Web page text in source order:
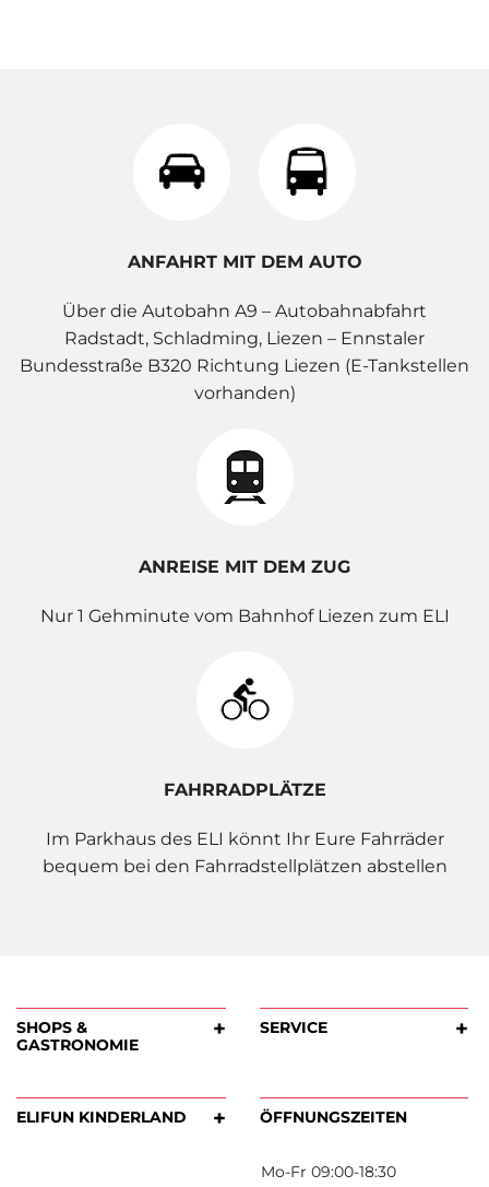
ANFAHRT MIT DEM AUTO
Über die Autobahn A9 – Autobahnabfahrt
Radstadt, Schladming, Liezen – Ennstaler
Bundesstraße B320 Richtung Liezen (E-Tankstellen
vorhanden)
ANREISE MIT DEM ZUG
Nur 1 Gehminute vom Bahnhof Liezen zum ELI
FAHRRADPLÄTZE
Im Parkhaus des ELI könnt Ihr Eure Fahrräder
bequem bei den Fahrradstellplätzen abstellen